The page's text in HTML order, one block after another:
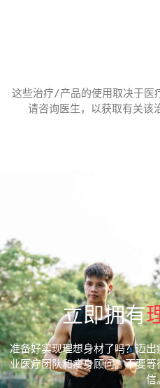
这些治疗/产品的使用取决于医
请咨询医生，以获取有关该
立即拥有
准备好实现理想身材了吗？迈
业医疗团队和瘦身顾问。不要
信